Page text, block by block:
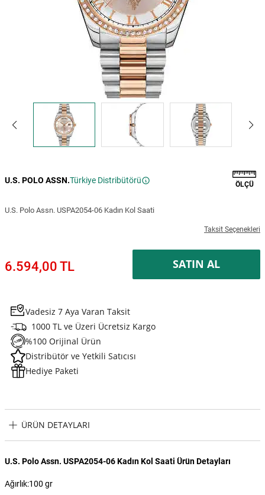
U.S. POLO ASSN.Türkiye Distribütörü ÖLÇÜ
U.S. Polo Assn. USPA2054-06 Kadın Kol Saati
Taksit Seçenekleri
6.594,00 TL SATIN AL
Vadesiz 7 Aya Varan Taksit
1000 TL ve Üzeri Ücretsiz Kargo
%100 Orijinal Ürün
Distribütör ve Yetkili Satıcısı
Hediye Paketi
ÜRÜN DETAYLARI
U.S. Polo Assn. USPA2054-06 Kadın Kol Saati Ürün Detayları
Ağırlık:100 gr